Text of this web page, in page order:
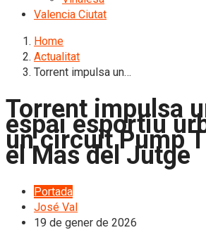
Valencia Ciutat
Home
Actualitat
Torrent impulsa un…
Torrent impulsa
espai esportiu
un circuit Pump
el Mas del Jutge
Portada
José Val
19 de gener de 2026